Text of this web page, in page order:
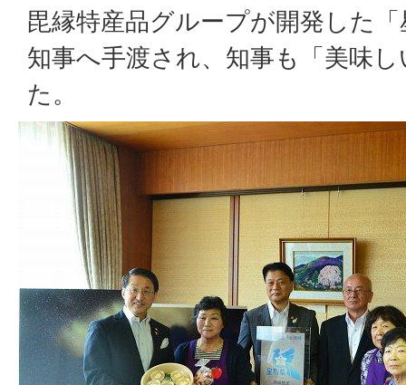
毘縁特産品グループが開発した
知事へ手渡され、知事も「美味
た。